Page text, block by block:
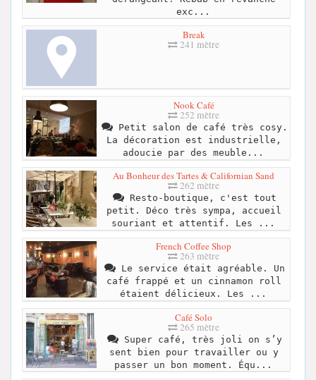
exc...
Break
241 mètre
Nook Café
252 mètre
Petit salon de café très cosy.
La décoration est industrielle,
adoucie par des meuble...
Au Bonheur des Tartes & Californian Sand
262 mètre
Resto-boutique, c'est tout
petit. Déco très sympa, accueil
souriant et attentif. Les ...
French Coffee Shop
263 mètre
Le service était agréable. Un
café frappé et un cinnamon roll
étaient délicieux. Les ...
Café Solo
265 mètre
Super café, très joli on s’y
sent bien pour travailler ou y
passer un bon moment. Équ...